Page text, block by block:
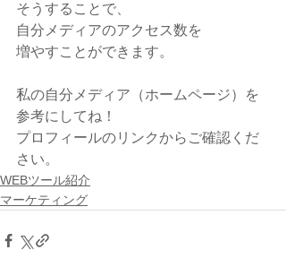
そうすることで、
自分メディアのアクセス数を
増やすことができます。
私の自分メディア（ホームページ）を
参考にしてね！
プロフィールのリンクからご確認くだ
さい。
WEBツール紹介
マーケティング